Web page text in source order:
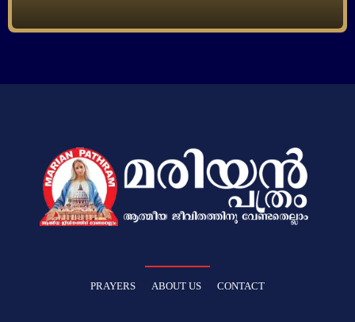
PRAYERS ABOUT US CONTACT